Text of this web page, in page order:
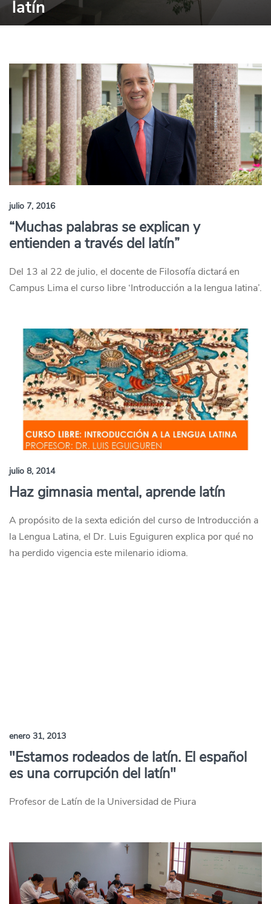
latín
julio 7, 2016
“Muchas palabras se explican y
entienden a través del latín”
Del 13 al 22 de julio, el docente de Filosofía dictará en
Campus Lima el curso libre ‘Introducción a la lengua latina’.
julio 8, 2014
Haz gimnasia mental, aprende latín
A propósito de la sexta edición del curso de Introducción a
la Lengua Latina, el Dr. Luis Eguiguren explica por qué no
ha perdido vigencia este milenario idioma.
enero 31, 2013
"Estamos rodeados de latín. El español
es una corrupción del latín"
Profesor de Latín de la Universidad de Piura